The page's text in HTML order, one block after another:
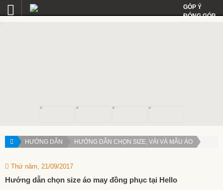
GÓP Ý
ĐÓNG GÓP
HƯỚNG DẪN HƯỚNG DẪN CHỌN SIZE, VẢI VÀ MẪU ÁO
Thứ năm, 21/09/2017
Hướng dẫn chọn size áo may đồng phục tại Hello